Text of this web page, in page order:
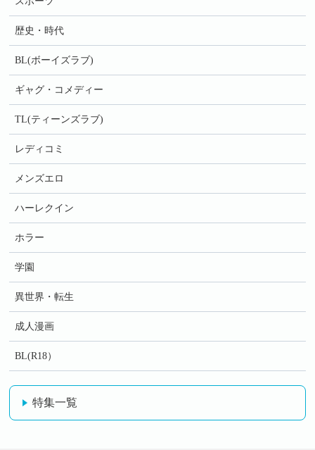
歴史・時代
BL(ボーイズラブ)
ギャグ・コメディー
TL(ティーンズラブ)
レディコミ
メンズエロ
ハーレクイン
ホラー
学園
異世界・転生
成人漫画
BL(R18）
特集一覧